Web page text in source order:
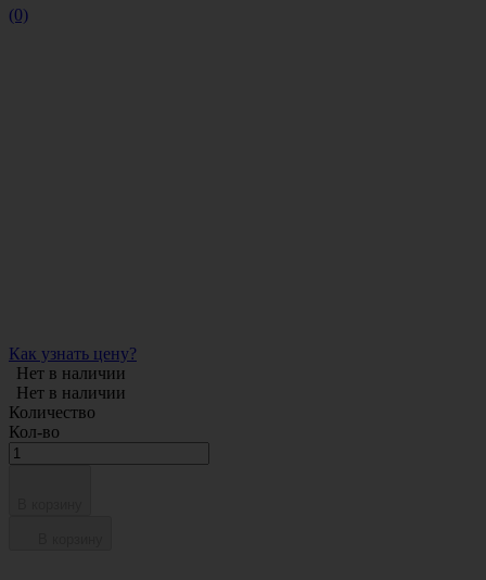
(0)
Как узнать цену?
Нет в наличии
Нет в наличии
Количество
Кол-во